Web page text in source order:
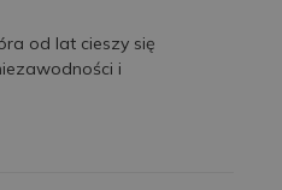
od lat cieszy się
i